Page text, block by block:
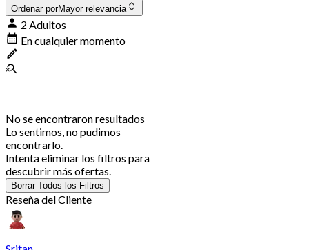
Ordenar porMayor relevancia
2 Adultos
En cualquier momento
No se encontraron resultados
Lo sentimos, no pudimos
encontrarlo.
Intenta eliminar los filtros para
descubrir más ofertas.
Borrar Todos los Filtros
Reseña del Cliente